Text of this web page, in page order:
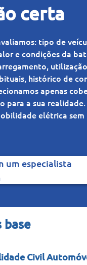
certa
tipo de
e condições da
histórico de
apenas
para a sua
elétrica sem
um especialista
base
Civil